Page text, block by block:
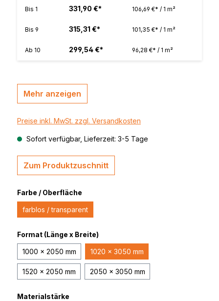
Bis 1 331,90 €* 106,69 €* / 1 m²
Bis 9 315,31 €* 101,35 €* / 1 m²
Ab 10 299,54 €* 96,28 €* / 1 m²
Mehr anzeigen
Preise inkl. MwSt. zzgl. Versandkosten
Sofort verfügbar, Lieferzeit: 3-5 Tage
Zum Produktzuschnitt
Farbe / Oberfläche
farblos / transparent
Format (Länge x Breite)
1000 x 2050 mm 1020 x 3050 mm
1520 x 2050 mm 2050 x 3050 mm
Materialstärke